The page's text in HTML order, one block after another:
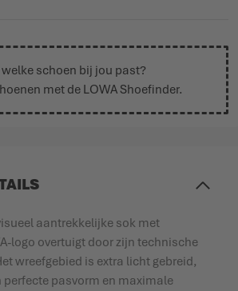
welke schoen bij jou past?
met de LOWA Shoefinder.
aantrekkelijke sok met
logo overtuigt door zijn technische
wreefgebied is extra licht gebreid,
perfecte pasvorm en maximale